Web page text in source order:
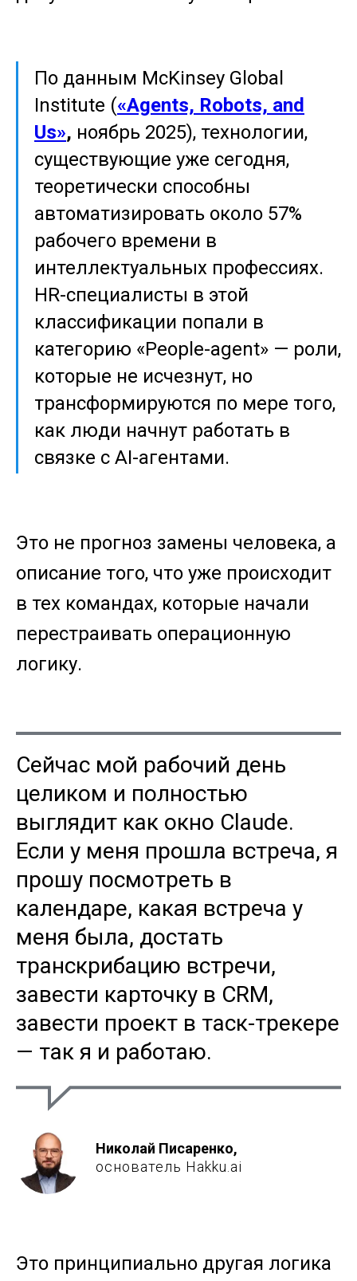
По данным McKinsey Global
Institute («Agents, Robots, and
Us», ноябрь 2025), технологии,
существующие уже сегодня,
теоретически способны
автоматизировать около 57%
рабочего времени в
интеллектуальных профессиях.
HR-специалисты в этой
классификации попали в
категорию «People-agent» — роли,
которые не исчезнут, но
трансформируются по мере того,
как люди начнут работать в
связке с AI-агентами.
Это не прогноз замены человека, а
описание того, что уже происходит
в тех командах, которые начали
перестраивать операционную
логику.
Сейчас мой рабочий день
целиком и полностью
выглядит как окно Claude.
Если у меня прошла встреча, я
прошу посмотреть в
календаре, какая встреча у
меня была, достать
транскрибацию встречи,
завести карточку в CRM,
завести проект в таск-трекере
— так я и работаю.
Николай Писаренко,
основатель Hakku.ai
Это принципиально другая логика